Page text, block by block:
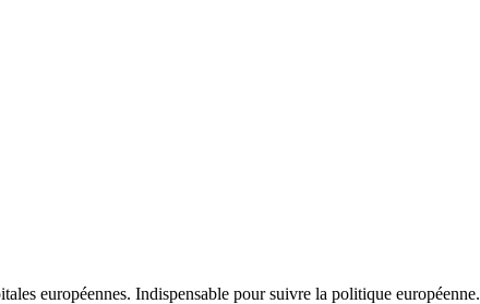
européennes. Indispensable pour suivre la politique européenne.